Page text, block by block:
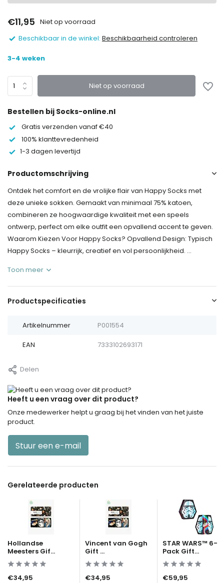
€11,95 Niet op voorraad
Beschikbaar in de winkel: Beschikbaarheid controleren
3-4 weken
Niet op voorraad
Bestellen bij Socks-online.nl
Gratis verzenden vanaf €40
100% klanttevredenheid
1-3 dagen levertijd
Productomschrijving
Ontdek het comfort en de vrolijke flair van Happy Socks met
deze unieke sokken. Gemaakt van minimaal 75% katoen,
combineren ze hoogwaardige kwaliteit met een speels
ontwerp, perfect om elke outfit een opvallend accent te geven.
Waarom Kiezen Voor Happy Socks? Opvallend Design: Typisch
Happy Socks – kleurrijk, creatief en vol persoonlijkheid. ...
Toon meer
Productspecificaties
Artikelnummer P001554
EAN 7333102693171
Delen
Heeft u een vraag over dit product?
Onze medewerker helpt u graag bij het vinden van het juiste
product.
Stuur een e-mail
Gerelateerde producten
Hollandse
Meesters Gif...
€34,95
Vincent van Gogh
Gift ...
€34,95
STAR WARS™ 6-
Pack Gift...
€59,95